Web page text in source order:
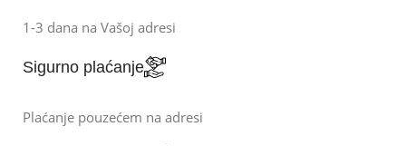
1-3 dana na Vašoj adresi
Sigurno plaćanje
Plaćanje pouzećem na adresi